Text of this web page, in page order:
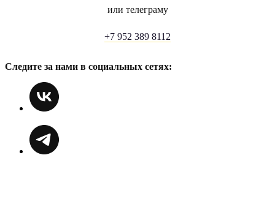
или телеграму
+7 952 389 8112
Следите за нами в социальных сетях: